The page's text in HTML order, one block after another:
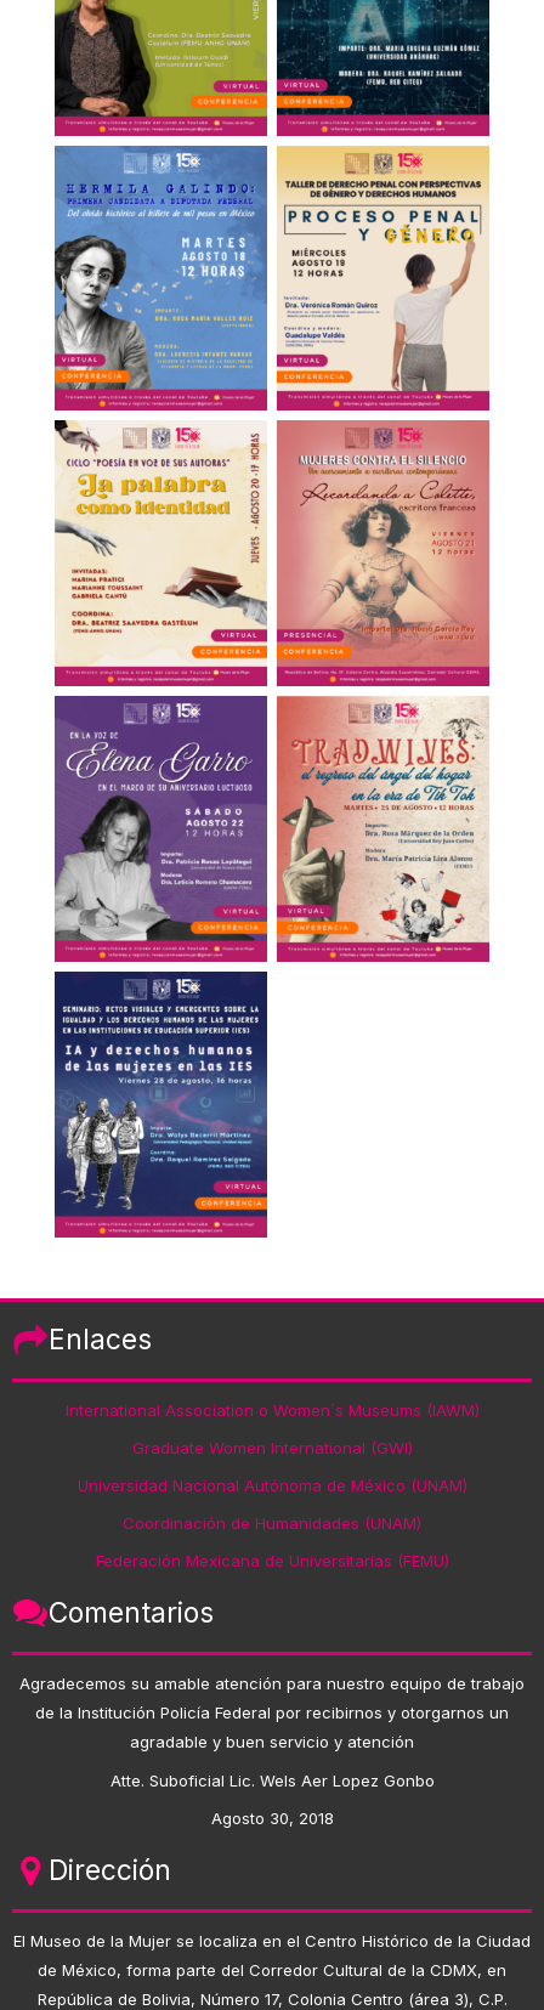
Enlaces
International Association o Women´s Museums (IAWM)
Graduate Women International (GWI)
Universidad Nacional Autónoma de México (UNAM)
Coordinación de Humanidades (UNAM)
Federación Mexicana de Universitarias (FEMU)
Comentarios
Agradecemos su amable atención para nuestro equipo de trabajo
de la Institución Policía Federal por recibirnos y otorgarnos un
agradable y buen servicio y atención
Atte. Suboficial Lic. Wels Aer Lopez Gonbo
Agosto 30, 2018
Dirección
El Museo de la Mujer se localiza en el Centro Histórico de la Ciudad
de México, forma parte del Corredor Cultural de la CDMX, en
República de Bolivia, Número 17, Colonia Centro (área 3), C.P.